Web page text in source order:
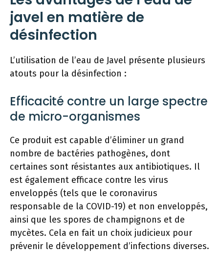
javel en matière de
désinfection
L’utilisation de l’eau de Javel présente plusieurs
atouts pour la désinfection :
Efficacité contre un large spectre
de micro-organismes
Ce produit est capable d’éliminer un grand
nombre de bactéries pathogènes, dont
certaines sont résistantes aux antibiotiques. Il
est également efficace contre les virus
enveloppés (tels que le coronavirus
responsable de la COVID-19) et non enveloppés,
ainsi que les spores de champignons et de
mycètes. Cela en fait un choix judicieux pour
prévenir le développement d’infections diverses.